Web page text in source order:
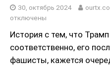
30, октябрь 2024
отключены
История с тем, что
соответственно, его
фашисты, кажется